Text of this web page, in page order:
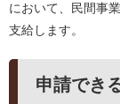
において、民間事
支給します。
申請でき